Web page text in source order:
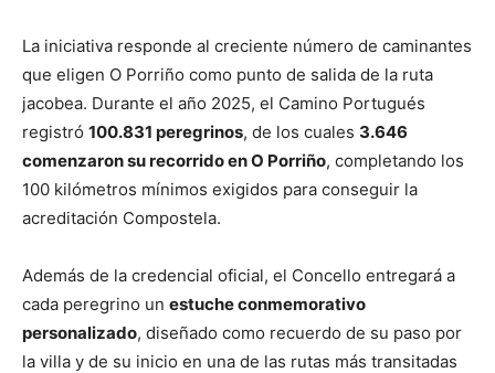
La iniciativa responde al creciente número de caminantes
que eligen O Porriño como punto de salida de la ruta
jacobea. Durante el año 2025, el Camino Portugués
registró 100.831 peregrinos, de los cuales 3.646
comenzaron su recorrido en O Porriño, completando los
100 kilómetros mínimos exigidos para conseguir la
acreditación Compostela.
Además de la credencial oficial, el Concello entregará a
cada peregrino un estuche conmemorativo
personalizado, diseñado como recuerdo de su paso por
la villa y de su inicio en una de las rutas más transitadas